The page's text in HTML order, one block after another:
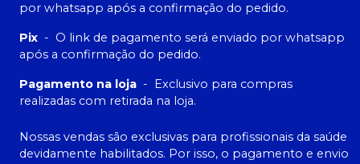
por whatsapp após a confirmação do pedido.
Pix - O link de pagamento será enviado por whatsapp
após a confirmação do pedido.
Pagamento na loja -
Exclusivo para compras
realizadas com retirada na loja.
Nossas vendas são exclusivas para profissionais da saúde
devidamente habilitados. Por isso, o pagamento e envio